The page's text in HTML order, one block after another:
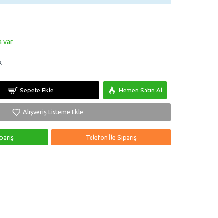
var
Sepete Ekle Hemen Satın Al
Alışveriş Listeme Ekle
Telefon İle Sipariş